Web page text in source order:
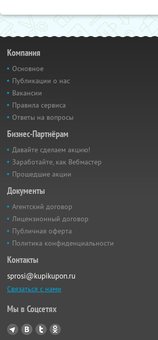
Компания
Основное
Публикации о нас
Вакансии
Правила сервиса
Ответы на вопросы
Бизнес-Партнёрам
Давайте сделаем акцию!
Заработайте, как Вебмастер
Прошедшие акции
Документы
Агентский договор
Лицензионный договор
Публичная оферта
Политика конфиденциальности
Контакты
sprosi@kupikupon.ru
Связаться с нами
Мы в Соцсетях